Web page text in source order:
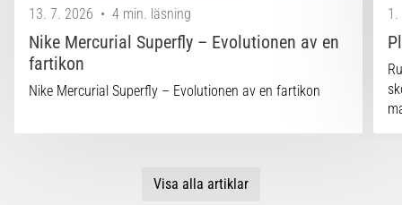
13. 7. 2026 • 4 min. läsning
Nike Mercurial Superfly – Evolutionen av en
fartikon
Nike Mercurial Superfly – Evolutionen av en fartikon
1.
Visa alla artiklar